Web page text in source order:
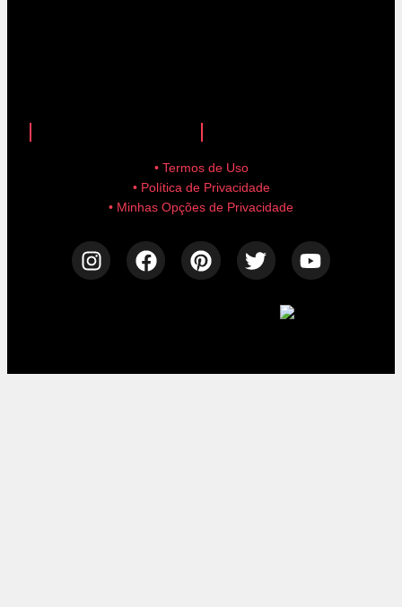
• Termos de Uso
• Política de Privacidade
• Minhas Opções de Privacidade